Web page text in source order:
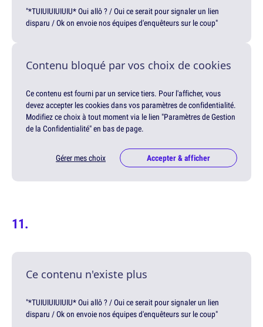
"*TUIUIUIUIUIU* Oui allô ? / Oui ce serait pour signaler un lien
disparu / Ok on envoie nos équipes d'enquêteurs sur le coup"
Contenu bloqué par vos choix de cookies
Ce contenu est fourni par un service tiers. Pour l'afficher, vous
devez accepter les cookies dans vos paramètres de confidentialité.
Modifiez ce choix à tout moment via le lien "Paramètres de Gestion
de la Confidentialité" en bas de page.
Gérer mes choix Accepter & afficher
Ce contenu n'existe plus
"*TUIUIUIUIUIU* Oui allô ? / Oui ce serait pour signaler un lien
disparu / Ok on envoie nos équipes d'enquêteurs sur le coup"